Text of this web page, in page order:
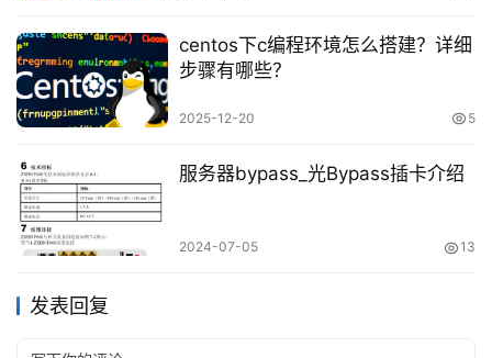
centos下c编程环境怎么搭建？详细
步骤有哪些？
2025-12-20 5
服务器bypass_光Bypass插卡介绍
2024-07-05 13
发表回复